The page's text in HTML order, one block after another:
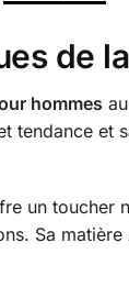
de la
hommes
et
un toucher
Sa